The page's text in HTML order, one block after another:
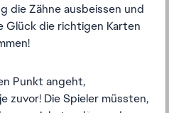
die Zähne ausbeissen und
Glück die richtigen Karten
Punkt angeht,
zuvor! Die Spieler müssten,